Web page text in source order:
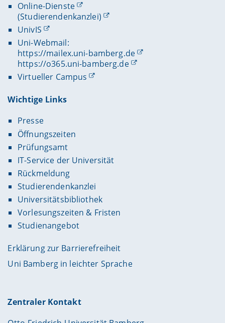
Online-Dienste
(Studierendenkanzlei)
UnivIS
Uni-Webmail:
https://mailex.uni-bamberg.de
https://o365.uni-bamberg.de
Virtueller Campus
Wichtige Links
Presse
Öffnungszeiten
Prüfungsamt
IT-Service der Universität
Rückmeldung
Studierendenkanzlei
Universitätsbibliothek
Vorlesungszeiten & Fristen
Studienangebot
Erklärung zur Barrierefreiheit
Uni Bamberg in leichter Sprache
Zentraler Kontakt